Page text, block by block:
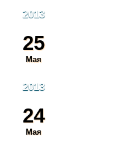
2013
25
Мая
2013
24
Мая